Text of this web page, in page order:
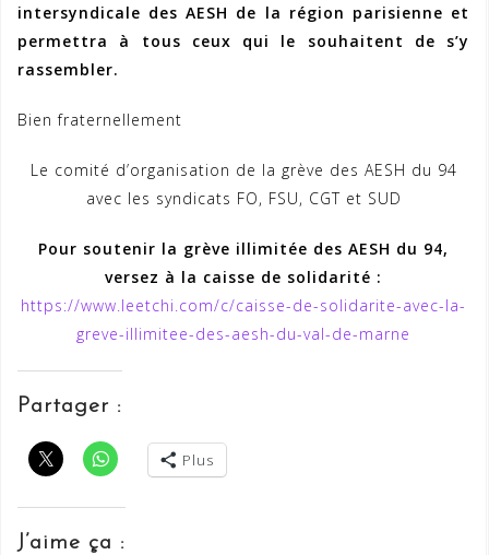
intersyndicale des AESH de la région parisienne et
permettra à tous ceux qui le souhaitent de s’y
rassembler.
Bien fraternellement
Le comité d’organisation de la grève des AESH du 94
avec les syndicats FO, FSU, CGT et SUD
Pour soutenir la grève illimitée des AESH du 94,
versez à la caisse de solidarité :
https://www.leetchi.com/c/caisse-de-solidarite-avec-la-
greve-illimitee-des-aesh-du-val-de-marne
Partager :
Plus
J’aime ça :